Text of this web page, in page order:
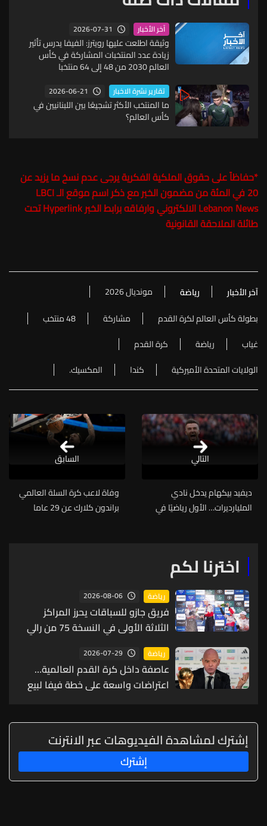
آخر الأخبار 2026-07-31
وثيقة اطلعت عليها رويترز: الفيفا يدرس تأثير
زيادة عدد المنتخبات المشاركة في كأس
العالم 2030 من 48 إلى 64 منتخبا
تقارير نشرة الاخبار 2026-06-21
ما المنتخب الأكثر تشجيعًا بين اللبنانيين في
كأس العالم؟
*حفاظاً على حقوق الملكية الفكرية يرجى عدم نسخ ما يزيد عن
20 في المئة من مضمون الخبر مع ذكر اسم موقع الـ
LBCI
Lebanon News
الالكتروني وارفاقه برابط الخبر Hyperlink تحت
طائلة الملاحقة القانونية
آخر الأخبار رياضة
مونديال 2026
بطولة كأس العالم لكرة القدم
مشاركة
48 منتخب
غياب
رياضة
كرة القدم
الولايات المتحدة الأميركية
كندا المكسيك.
التالي
ديفيد بيكهام يدخل نادي
المليارديرات… الأول رياضيًا في
وفاة لاعب كرة السلة العالمي
براندون كلارك عن 29 عاما
السابق
اخترنا لكم
رياضة 2026-08-06
فريق جازو للسباقات يحرز المراكز
الثلاثة الأولى في النسخة 75 من رالي
فنلندا
رياضة 2026-07-29
عاصفة داخل كرة القدم العالمية…
اعتراضات واسعة على خطة فيفا لبيع
إشترك لمشاهدة الفيديوهات عبر الانترنت
إشترك